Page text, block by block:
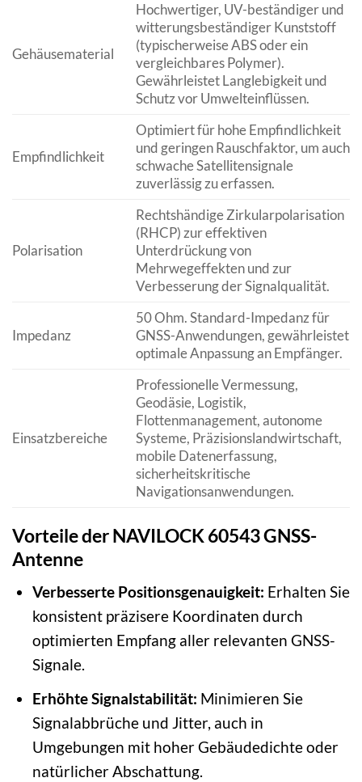
Gehäusematerial
Hochwertiger, UV-beständiger und
witterungsbeständiger Kunststoff
(typischerweise ABS oder ein
vergleichbares Polymer).
Gewährleistet Langlebigkeit und
Schutz vor Umwelteinflüssen.
Empfindlichkeit
Optimiert für hohe Empfindlichkeit
und geringen Rauschfaktor, um auch
schwache Satellitensignale
zuverlässig zu erfassen.
Polarisation
Rechtshändige Zirkularpolarisation
(RHCP) zur effektiven
Unterdrückung von
Mehrwegeffekten und zur
Verbesserung der Signalqualität.
Impedanz
50 Ohm. Standard-Impedanz für
GNSS-Anwendungen, gewährleistet
optimale Anpassung an Empfänger.
Einsatzbereiche
Professionelle Vermessung,
Geodäsie, Logistik,
Flottenmanagement, autonome
Systeme, Präzisionslandwirtschaft,
mobile Datenerfassung,
sicherheitskritische
Navigationsanwendungen.
Vorteile der NAVILOCK 60543 GNSS-
Antenne
Verbesserte Positionsgenauigkeit: Erhalten Sie
konsistent präzisere Koordinaten durch
optimierten Empfang aller relevanten GNSS-
Signale.
Erhöhte Signalstabilität: Minimieren Sie
Signalabbrüche und Jitter, auch in
Umgebungen mit hoher Gebäudedichte oder
natürlicher Abschattung.